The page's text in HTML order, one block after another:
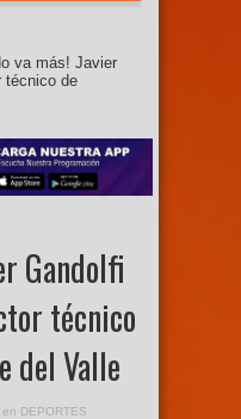
va más! Javier
técnico de
Gandolfi
técnico
del Valle
en DEPORTES